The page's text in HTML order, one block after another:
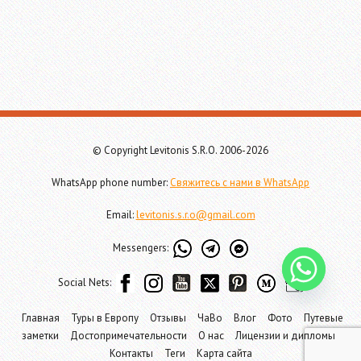
© Copyright Levitonis S.R.O. 2006-2026
WhatsApp phone number:Свяжитесь с нами в WhatsApp
Email:levitonis.s.r.o@gmail.com
Messengers:
Social Nets:
Главная Туры в Европу Отзывы ЧаВо Влог Фото
Путевые
заметки
Достопримечательности О нас
Лицензии и дипломы
Контакты
Теги Карта сайта